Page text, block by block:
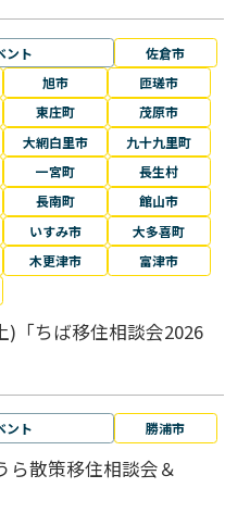
ント
佐倉市
旭市
匝瑳市
東庄町
茂原市
大網白里市
九十九里町
一宮町
長生村
長南町
館山市
いすみ市
大多喜町
木更津市
富津市
)「ちば移住相談会2026
ント 勝浦市
ら散策移住相談会＆